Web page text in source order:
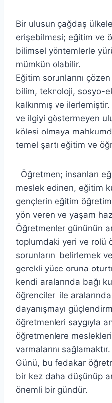
Bir ulusun çağdaş
erişebilmesi; eğitim ve
bilimsel yöntemlerle
mümkün olabilir.
Eğitim sorunlarını
bilim, teknoloji, sosyo-
kalkınmış ve
ve ilgiyi göstermeyen
kölesi olmaya
temel şartı eğitim ve
Öğretmen; insanları
meslek edinen, eğitim
gençlerin eğitim
yön veren ve yaşam
Öğretmenler gününün
toplumdaki yeri ve rolü
sorunlarını belirlemek
gerekli yüce oruna
kendi aralarında bağı
öğrencileri ile
dayanışmayı
öğretmenleri saygıyla
öğretmenlere
varmalarını
Günü, bu fedakar
bir kez daha düşünüp
önemli bir gündür.